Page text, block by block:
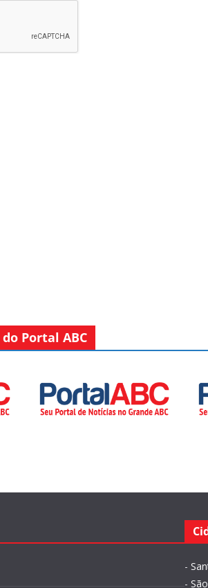
Portal ABC
-
-